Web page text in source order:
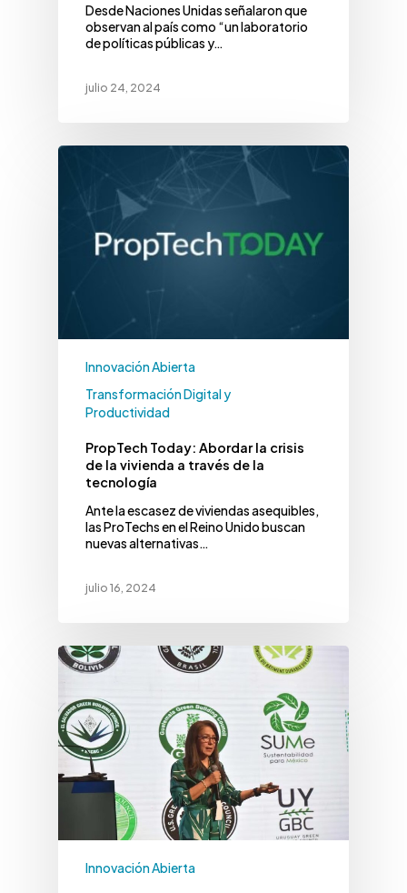
Desde Naciones Unidas señalaron que
observan al país como “un laboratorio
de políticas públicas y…
julio 24, 2024
Innovación Abierta
Transformación Digital y
Productividad
PropTech Today: Abordar la crisis
de la vivienda a través de la
tecnología
Ante la escasez de viviendas asequibles,
las ProTechs en el Reino Unido buscan
nuevas alternativas…
julio 16, 2024
Innovación Abierta